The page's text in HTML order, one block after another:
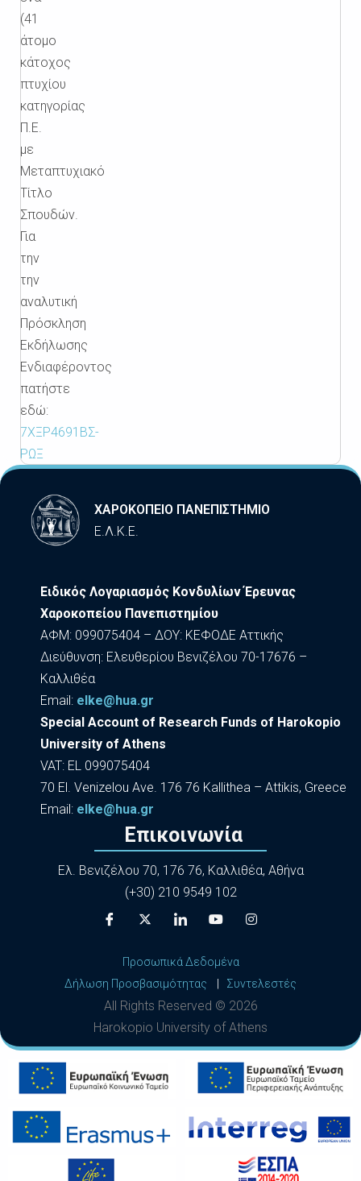
(41
άτομο
κάτοχος
πτυχίου
κατηγορίας
Π.Ε.
με
Μεταπτυχιακό
Τίτλο
Σπουδών.
Για
την
την
αναλυτική
Πρόσκληση
Εκδήλωσης
Ενδιαφέροντος
πατήστε
εδώ:
7ΧΞΡ4691ΒΣ-
ΡΩΞ
ΧΑΡΟΚΟΠΕΙΟ ΠΑΝΕΠΙΣΤΗΜΙΟ
Ε.Λ.Κ.Ε.
Ειδικός Λογαριασμός Κονδυλίων Έρευνας
Χαροκοπείου Πανεπιστημίου
ΑΦΜ: 099075404 – ΔΟΥ: ΚΕΦΟΔΕ Αττικής
Διεύθυνση: Ελευθερίου Βενιζέλου 70-17676 –
Καλλιθέα
Εmail: elke@hua.gr
Special Account of Research Funds of Harokopio
University of Athens
VAT: EL 099075404
70 El. Venizelou Ave. 176 76 Kallithea – Attikis, Greece
Εmail: elke@hua.gr
Επικοινωνία
Ελ. Βενιζέλου 70, 176 76, Καλλιθέα, Αθήνα
(+30) 210 9549 102
Προσωπικά Δεδομένα
Δήλωση Προσβασιμότητας
Συντελεστές
All Rights Reserved © 2026
Harokopio University of Athens